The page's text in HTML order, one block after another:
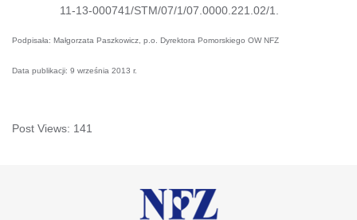
11-13-000741/STM/07/1/07.0000.221.02/1.
Podpisała: Małgorzata Paszkowicz, p.o. Dyrektora Pomorskiego OW NFZ
Data publikacji: 9 września 2013 r.
Post Views: 141